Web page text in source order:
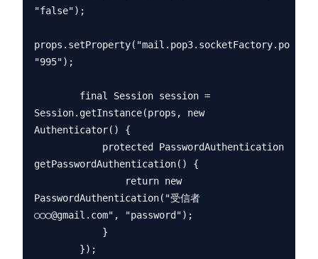
"false");
props.setProperty("mail.pop3.socketFactory.port",
"995");
Session.getInstance(props, new
Authenticator() {
getPasswordAuthentication() {
PasswordAuthentication("受信者
○○○@gmail.com", "password");